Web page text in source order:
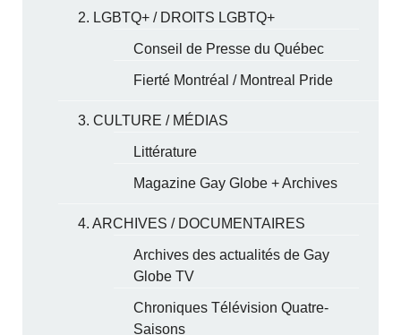
2. LGBTQ+ / DROITS LGBTQ+
Conseil de Presse du Québec
Fierté Montréal / Montreal Pride
3. CULTURE / MÉDIAS
Littérature
Magazine Gay Globe + Archives
4. ARCHIVES / DOCUMENTAIRES
Archives des actualités de Gay
Globe TV
Chroniques Télévision Quatre-
Saisons